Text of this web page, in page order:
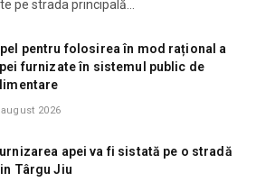
pe strada principală…
pentru folosirea în mod rațional a
furnizate în sistemul public de
august 2026
apei va fi sistată pe o stradă
Târgu Jiu